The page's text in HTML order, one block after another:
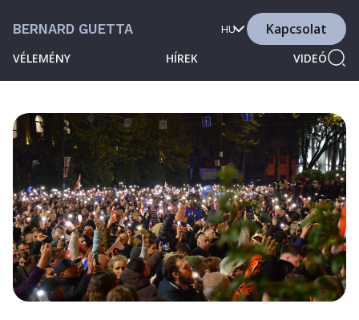
BERNARD GUETTA
VÉLEMÉNY HÍREK VIDEÓ
HU Kapcsolat